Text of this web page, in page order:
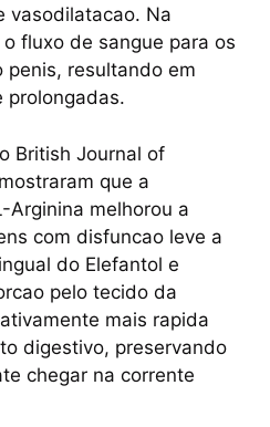
vasodilatacao. Na
fluxo de sangue para os
penis, resultando em
prolongadas.
British Journal of
que a
Arginina melhorou a
com disfuncao leve a
do Elefantol e
pelo tecido da
mais rapida
digestivo, preservando
chegar na corrente